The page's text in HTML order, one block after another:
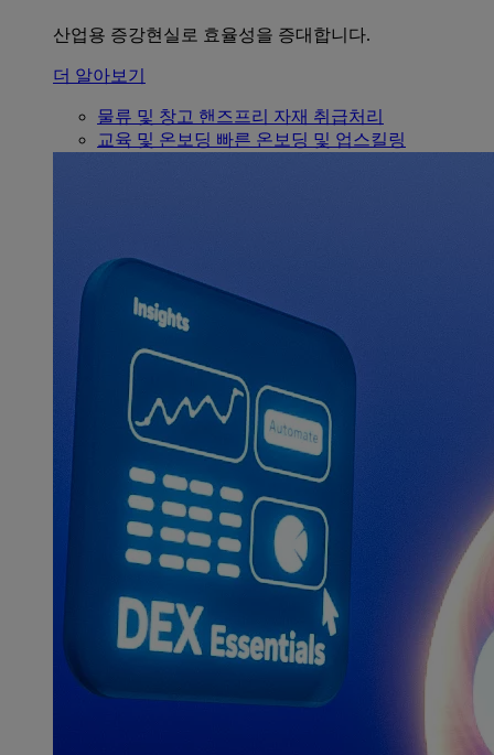
산업용 증강현실로 효율성을 증대합니다.
더 알아보기
물류 및 창고 핸즈프리 자재 취급처리
교육 및 온보딩 빠른 온보딩 및 업스킬링